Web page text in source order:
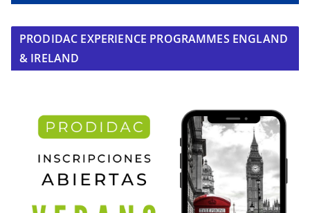
PRODIDAC EXPERIENCE PROGRAMMES ENGLAND
& IRELAND